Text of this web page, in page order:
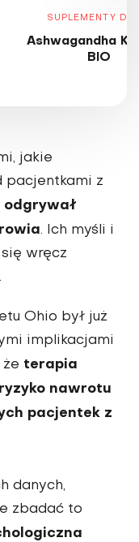
SUPLEMENTY
Ashwagandha
BIO
jakie
pacjentkami z
odgrywał
. Ich myśli i
wręcz
Ohio był już
implikacjami
że terapia
nawrotu
pacjentek z
danych,
zbadać to